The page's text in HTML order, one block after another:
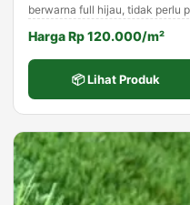
berwarna full hijau, tidak perlu
Harga Rp 120.000/m²
📦 Lihat Produk